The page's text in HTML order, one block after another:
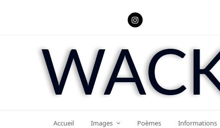
Instagram
Accueil Images Poèmes Informations